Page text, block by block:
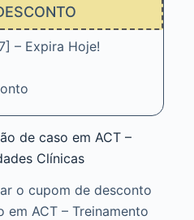
– Expira Hoje!
de caso em ACT –
Clínicas
o cupom de desconto
em ACT – Treinamento